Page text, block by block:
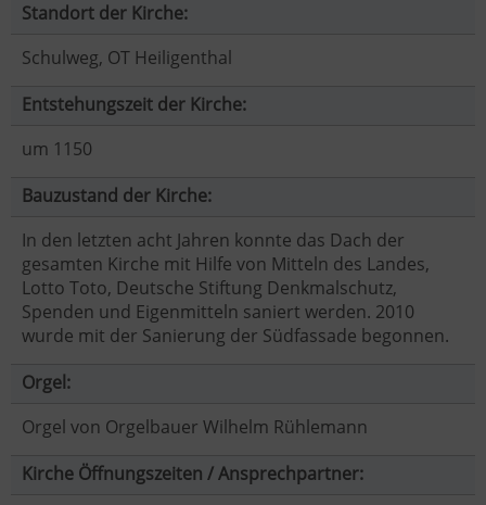
Standort der Kirche:
Schulweg, OT Heiligenthal
Entstehungszeit der Kirche:
um 1150
Bauzustand der Kirche:
In den letzten acht Jahren konnte das Dach der
gesamten Kirche mit Hilfe von Mitteln des Landes,
Lotto Toto, Deutsche Stiftung Denkmalschutz,
Spenden und Eigenmitteln saniert werden. 2010
wurde mit der Sanierung der Südfassade begonnen.
Orgel:
Orgel von Orgelbauer Wilhelm Rühlemann
Kirche Öffnungszeiten / Ansprechpartner: